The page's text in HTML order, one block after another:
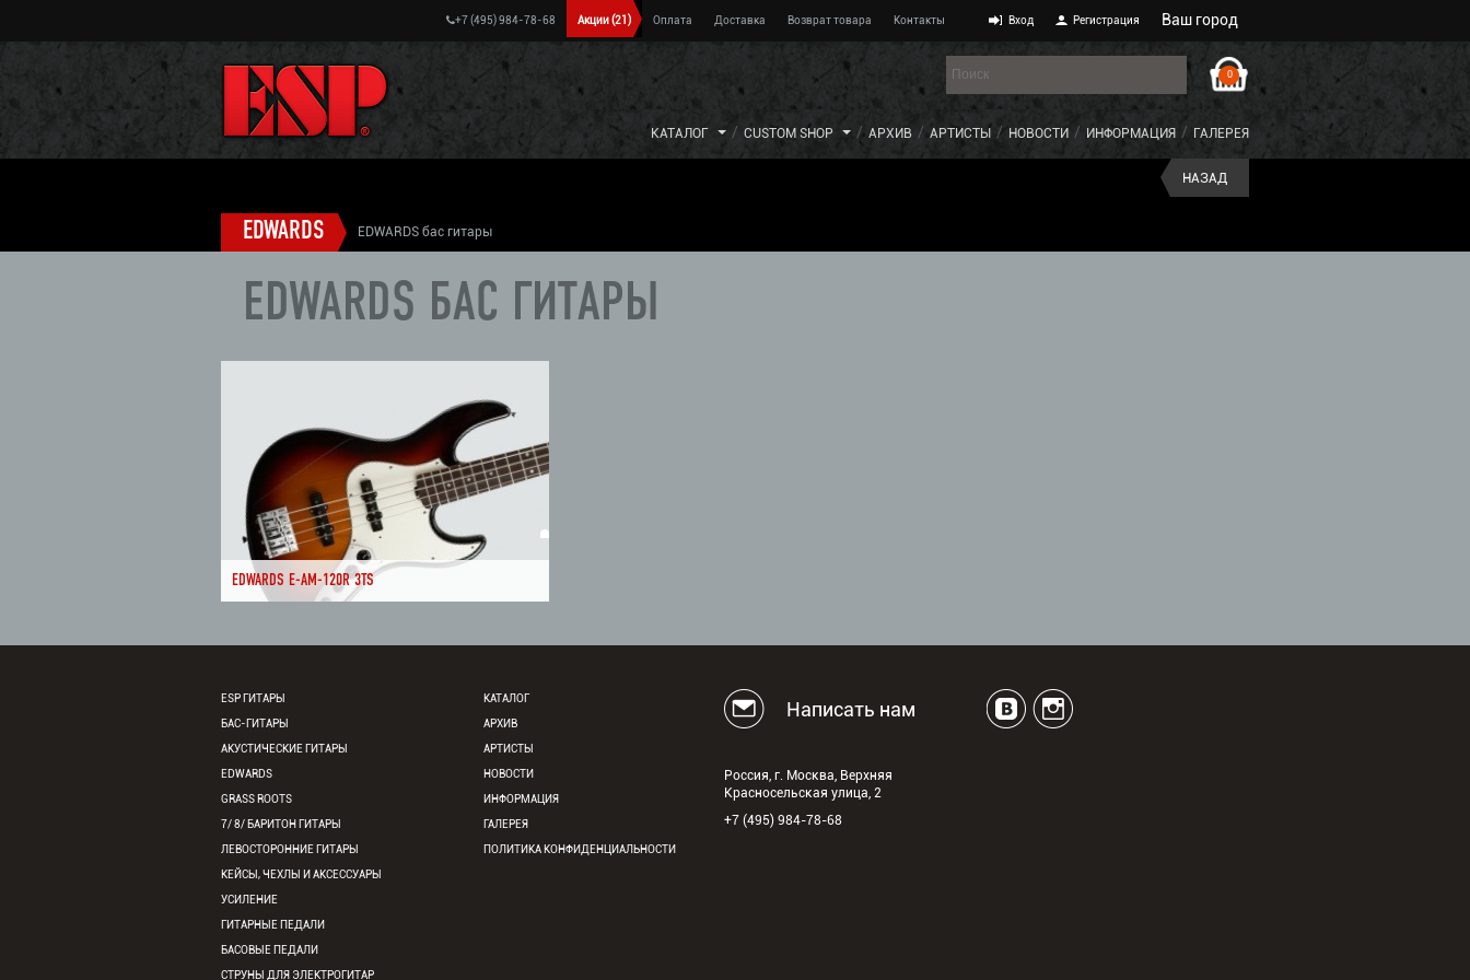
0
КАТАЛОГ CUSTOM SHOP АРХИВ АРТИСТЫ НОВОСТИ ИНФОРМАЦИЯ ГАЛЕРЕЯ
+7 (495) 984-78-68 Акции(21) Оплата Доставка Возврат товара Контакты Вход Регистрация Ваш город
EDWARDS EDWARDS бас гитары
НАЗАД
EDWARDS БАС ГИТАРЫ
EDWARDS E-AM-120R 3TS
ESP ГИТАРЫ
БАС-ГИТАРЫ
АКУСТИЧЕСКИЕ ГИТАРЫ
EDWARDS
GRASS ROOTS
7/ 8/ БАРИТОН ГИТАРЫ
ЛЕВОСТОРОННИЕ ГИТАРЫ
КЕЙСЫ, ЧЕХЛЫ И АКСЕССУАРЫ
УСИЛЕНИЕ
ГИТАРНЫЕ ПЕДАЛИ
БАСОВЫЕ ПЕДАЛИ
СТРУНЫ ДЛЯ ЭЛЕКТРОГИТАР
КАТАЛОГ
АРХИВ
АРТИСТЫ
НОВОСТИ
ИНФОРМАЦИЯ
ГАЛЕРЕЯ
ПОЛИТИКА КОНФИДЕНЦИАЛЬНОСТИ
Написать нам
Россия, г. Москва, Верхняя
Красносельская улица, 2
+7 (495) 984-78-68